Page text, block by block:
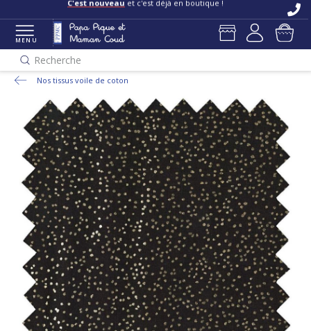
C'est nouveau et c'est déjà en boutique !
MENU
Recherche
Nos tissus voile de coton